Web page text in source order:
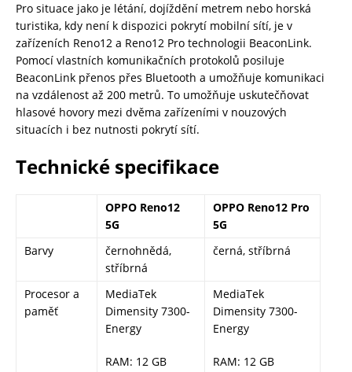
Pro situace jako je létání, dojíždění metrem nebo horská
turistika, kdy není k dispozici pokrytí mobilní sítí, je v
zařízeních Reno12 a Reno12 Pro technologii BeaconLink.
Pomocí vlastních komunikačních protokolů posiluje
BeaconLink přenos přes Bluetooth a umožňuje komunikaci
na vzdálenost až 200 metrů. To umožňuje uskutečňovat
hlasové hovory mezi dvěma zařízeními v nouzových
situacích i bez nutnosti pokrytí sítí.
Technické specifikace
OPPO Reno12
5G
OPPO Reno12 Pro
5G
Barvy
černohnědá,
stříbrná
černá, stříbrná
Procesor a
paměť
MediaTek
Dimensity 7300-
Energy
RAM: 12 GB
MediaTek
Dimensity 7300-
Energy
RAM: 12 GB